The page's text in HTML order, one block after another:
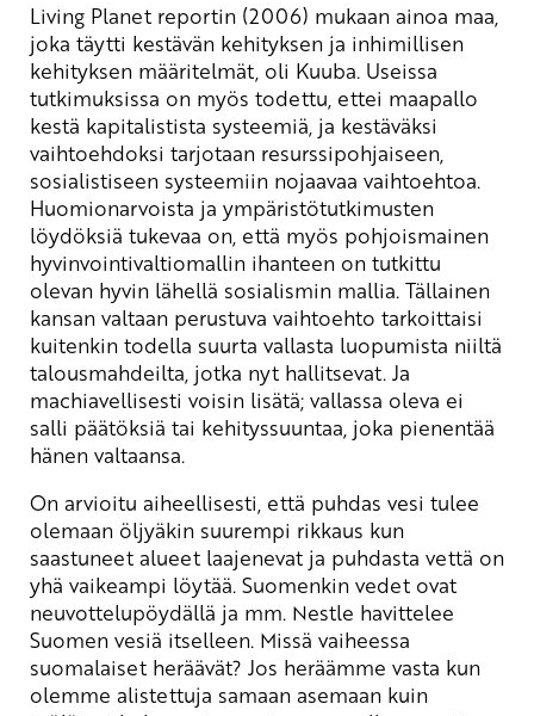
Living Planet reportin (2006) mukaan ainoa maa,
joka täytti kestävän kehityksen ja inhimillisen
kehityksen määritelmät, oli Kuuba. Useissa
tutkimuksissa on myös todettu, ettei maapallo
kestä kapitalistista systeemiä, ja kestäväksi
vaihtoehdoksi tarjotaan resurssipohjaiseen,
sosialistiseen systeemiin nojaavaa vaihtoehtoa.
Huomionarvoista ja ympäristötutkimusten
löydöksiä tukevaa on, että myös pohjoismainen
hyvinvointivaltiomallin ihanteen on tutkittu
olevan hyvin lähellä sosialismin mallia. Tällainen
kansan valtaan perustuva vaihtoehto tarkoittaisi
kuitenkin todella suurta vallasta luopumista niiltä
talousmahdeilta, jotka nyt hallitsevat. Ja
machiavellisesti voisin lisätä; vallassa oleva ei
salli päätöksiä tai kehityssuuntaa, joka pienentää
hänen valtaansa.
On arvioitu aiheellisesti, että puhdas vesi tulee
olemaan öljyäkin suurempi rikkaus kun
saastuneet alueet laajenevat ja puhdasta vettä on
yhä vaikeampi löytää. Suomenkin vedet ovat
neuvottelupöydällä ja mm. Nestle havittelee
Suomen vesiä itselleen. Missä vaiheessa
suomalaiset heräävät? Jos heräämme vasta kun
olemme alistettuja samaan asemaan kuin